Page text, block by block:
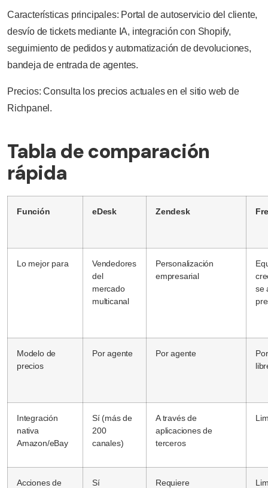
Características principales: Portal de autoservicio del cliente,
desvío de tickets mediante IA, integración con Shopify,
seguimiento de pedidos y automatización de devoluciones,
bandeja de entrada de agentes.
Precios: Consulta los precios actuales en el sitio web de
Richpanel.
Tabla de comparación
rápida
Función eDesk Zendesk
Lo mejor para
Vendedores
del
mercado
multicanal
Personalización
empresarial
se
Modelo de
precios
Por agente Por agente
Integración
nativa
Amazon/eBay
Sí (más de
200
canales)
A través de
aplicaciones de
terceros
Acciones de Sí Requiere